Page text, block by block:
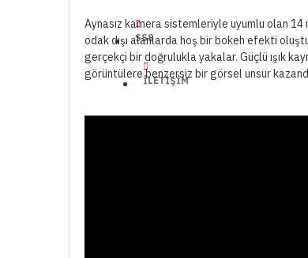
SSS
İLETIŞIM
Aynasız kamera sistemleriyle uyumlu olan
odak dışı alanlarda hoş bir bokeh efekti
gerçekçi bir doğrulukla yakalar. Güçlü ışık
görüntülere benzersiz bir görsel unsur